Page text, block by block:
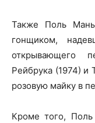
Также Поль
гонщиком,
открывающего
Рейбрука (1974) и
розовую майку в
Кроме того,